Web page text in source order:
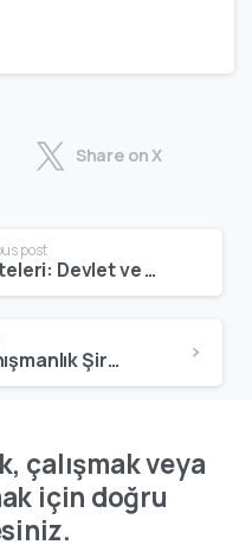
Share on X
post
Malaga Üniversiteleri: Devlet ve Özel Üniversiteler, Bölümler ve Eğitim Rehberi
Yurtdışı İş Bulma Danışmanlık Şirketleri: Güvenli İş Bulma ve Çalışma Rehberi
çalışmak veya
için doğru